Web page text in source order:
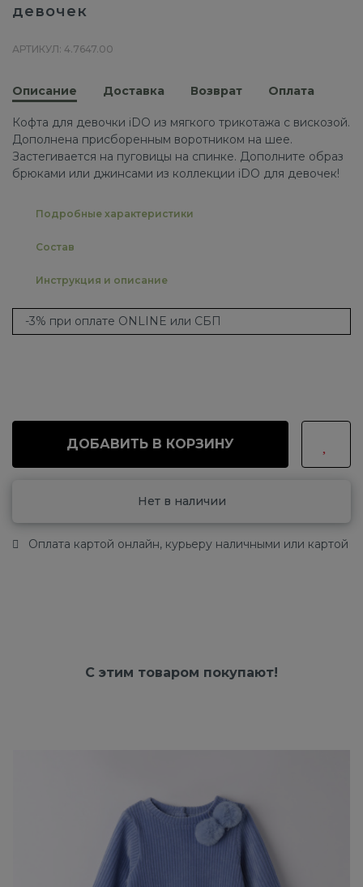
девочек
АРТИКУЛ: 4.7647.00
Описание Доставка Возврат Оплата
Кофта для девочки iDO из мягкого трикотажа с вискозой.
Дополнена присборенным воротником на шее.
Застегивается на пуговицы на спинке. Дополните образ
брюками или джинсами из коллекции iDO для девочек!
Подробные характеристики
Состав
Инструкция и описание
-3% при оплате ONLINE или СБП
ДОБАВИТЬ В КОРЗИНУ
Нет в наличии
Оплата картой онлайн, курьеру наличными или картой
С этим товаром покупают!